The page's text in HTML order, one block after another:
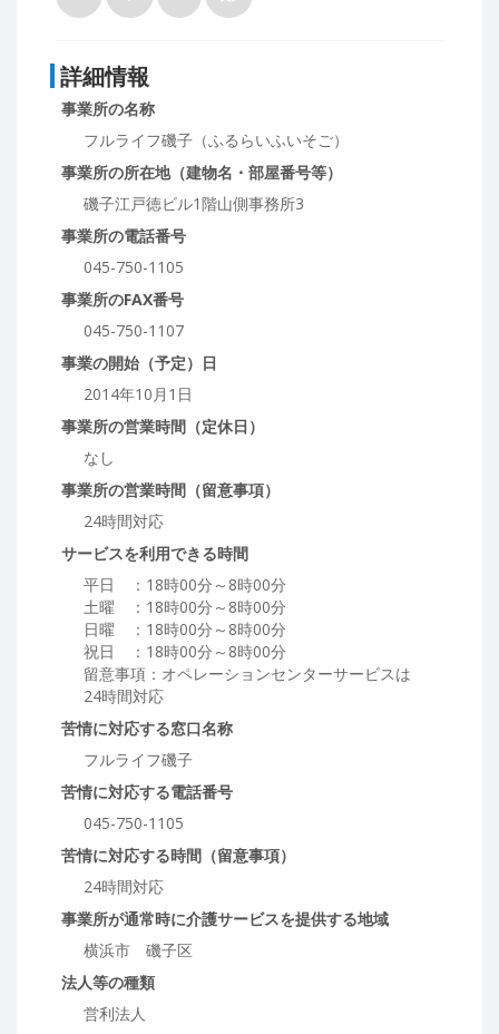
詳細情報
事業所の名称
フルライフ磯子（ふるらいふいそご）
事業所の所在地（建物名・部屋番号等）
磯子江戸徳ビル1階山側事務所3
事業所の電話番号
045-750-1105
事業所のFAX番号
045-750-1107
事業の開始（予定）日
2014年10月1日
事業所の営業時間（定休日）
なし
事業所の営業時間（留意事項）
24時間対応
サービスを利用できる時間
平日 ：18時00分～8時00分
土曜 ：18時00分～8時00分
日曜 ：18時00分～8時00分
祝日 ：18時00分～8時00分
留意事項：オペレーションセンターサービスは
24時間対応
苦情に対応する窓口名称
フルライフ磯子
苦情に対応する電話番号
045-750-1105
苦情に対応する時間（留意事項）
24時間対応
事業所が通常時に介護サービスを提供する地域
横浜市 磯子区
法人等の種類
営利法人